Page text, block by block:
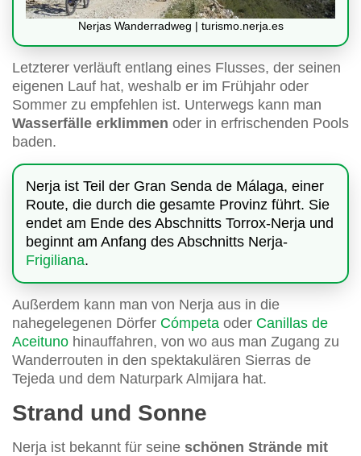
Nerjas Wanderradweg | turismo.nerja.es
Letzterer verläuft entlang eines Flusses, der seinen
eigenen Lauf hat, weshalb er im Frühjahr oder
Sommer zu empfehlen ist. Unterwegs kann man
Wasserfälle erklimmen oder in erfrischenden Pools
baden.
Nerja ist Teil der Gran Senda de Málaga, einer
Route, die durch die gesamte Provinz führt. Sie
endet am Ende des Abschnitts Torrox-Nerja und
beginnt am Anfang des Abschnitts Nerja-
Frigiliana.
Außerdem kann man von Nerja aus in die
nahegelegenen Dörfer Cómpeta oder Canillas de
Aceituno hinauffahren, von wo aus man Zugang zu
Wanderrouten in den spektakulären Sierras de
Tejeda und dem Naturpark Almijara hat.
Strand und Sonne
Nerja ist bekannt für seine schönen Strände mit